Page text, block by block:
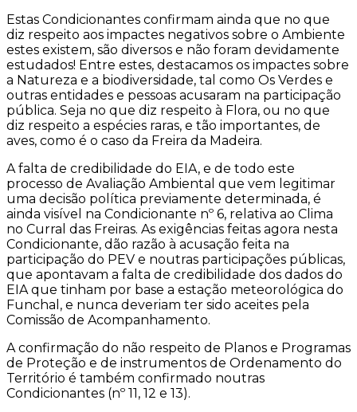
Estas Condicionantes confirmam ainda que no que
diz respeito aos impactes negativos sobre o Ambiente
estes existem, são diversos e não foram devidamente
estudados! Entre estes, destacamos os impactes sobre
a Natureza e a biodiversidade, tal como Os Verdes e
outras entidades e pessoas acusaram na participação
pública. Seja no que diz respeito à Flora, ou no que
diz respeito a espécies raras, e tão importantes, de
aves, como é o caso da Freira da Madeira.
A falta de credibilidade do EIA, e de todo este
processo de Avaliação Ambiental que vem legitimar
uma decisão política previamente determinada, é
ainda visível na Condicionante nº 6, relativa ao Clima
no Curral das Freiras. As exigências feitas agora nesta
Condicionante, dão razão à acusação feita na
participação do PEV e noutras participações públicas,
que apontavam a falta de credibilidade dos dados do
EIA que tinham por base a estação meteorológica do
Funchal, e nunca deveriam ter sido aceites pela
Comissão de Acompanhamento.
A confirmação do não respeito de Planos e Programas
de Proteção e de instrumentos de Ordenamento do
Território é também confirmado noutras
Condicionantes (nº 11, 12 e 13).